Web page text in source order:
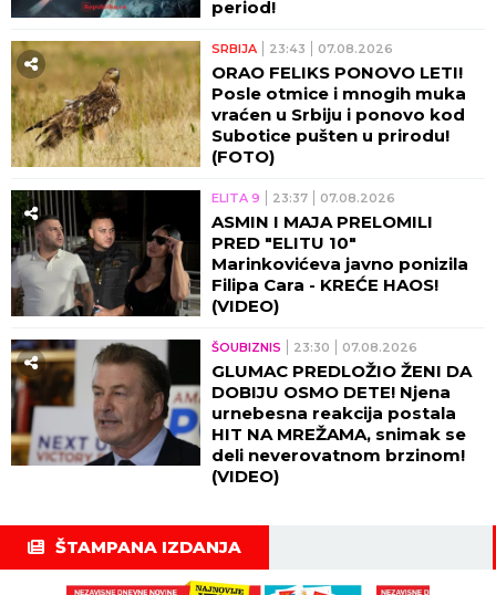
period!
SRBIJA 23:43 07.08.2026
ORAO FELIKS PONOVO LETI!
Posle otmice i mnogih muka
vraćen u Srbiju i ponovo kod
Subotice pušten u prirodu!
(FOTO)
ELITA 9 23:37 07.08.2026
ASMIN I MAJA PRELOMILI
PRED "ELITU 10"
Marinkovićeva javno ponizila
Filipa Cara - KREĆE HAOS!
(VIDEO)
ŠOUBIZNIS 23:30 07.08.2026
GLUMAC PREDLOŽIO ŽENI DA
DOBIJU OSMO DETE! Njena
urnebesna reakcija postala
HIT NA MREŽAMA, snimak se
deli neverovatnom brzinom!
(VIDEO)
ŠTAMPANA IZDANJA